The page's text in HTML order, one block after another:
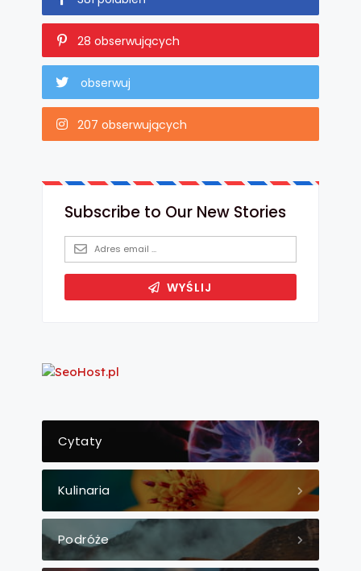
28 obserwujących
obserwuj
207 obserwujących
Cytaty
Kulinaria
Podróże